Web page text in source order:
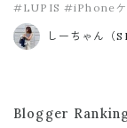
#LUPIS #iPhoneケ
#ルピス
しーちゃん（
Blogger